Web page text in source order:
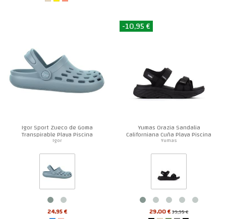
Igor Sport Zueco de Goma
Transpirable Playa Piscina
Unisex
Igor
24,95 €
-10,95 €
Yumas Orazia Sandalia
Californiana Cuña Playa Piscina
Mujer
Yumas
29,00 €39,95 €